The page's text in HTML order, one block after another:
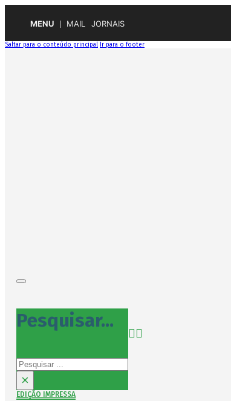
MENU MAIL JORNAIS
Saltar para o conteúdo principal Ir para o footer
Pesquisar...
Pesquisar
×
EDIÇÃO IMPRESSA